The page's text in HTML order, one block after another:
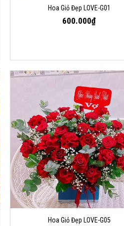
Hoa Giỏ Đẹp LOVE-G01
600.000₫
Hoa Giỏ Đẹp LOVE-G05